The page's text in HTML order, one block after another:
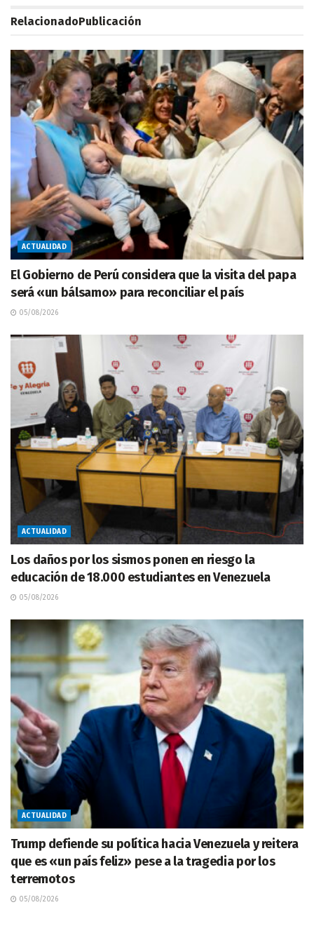
RelacionadoPublicación
ACTUALIDAD
El Gobierno de Perú considera que la visita del papa
será «un bálsamo» para reconciliar el país
05/08/2026
ACTUALIDAD
Los daños por los sismos ponen en riesgo la
educación de 18.000 estudiantes en Venezuela
05/08/2026
ACTUALIDAD
Trump defiende su política hacia Venezuela y reitera
que es «un país feliz» pese a la tragedia por los
terremotos
05/08/2026